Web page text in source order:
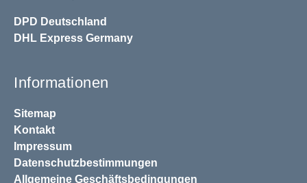
DPD Deutschland
DHL Express Germany
Informationen
Sitemap
Kontakt
Impressum
Datenschutzbestimmungen
Allgemeine Geschäftsbedingungen